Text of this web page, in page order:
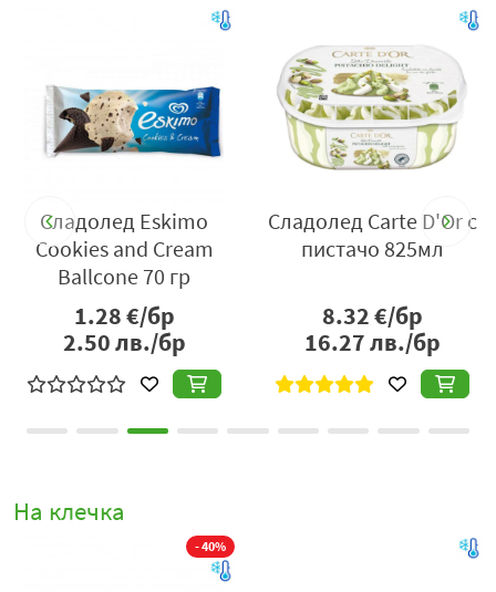
Сладолед Eskimo
Cookies and Cream
Ballcone 70 гр
1.28€/бр
2.50лв./бр
Сладолед Carte D'Or с
пистачо 825мл
8.32€/бр
16.27лв./бр
На клечка
- 40%